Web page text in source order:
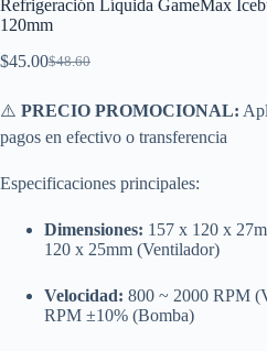
Refrigeración Líquida GameMax
120mm
$48.60
El
original
$48.60.
$45.00El
actual
$45.00.
⚠️ PRECIO PROMOCIONAL:
pagos en efectivo o transferencia
Especificaciones principales:
Dimensiones: 157 x 120 x
120 x 25mm (Ventilador)
Velocidad: 800 ~ 2000 RPM
RPM ±10% (Bomba)